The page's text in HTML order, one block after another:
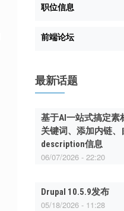
职位信息
前端论坛
最新话题
基于AI一站式搞定素
关键词、添加内链
description信息
06/07/2026 - 22:20
Drupal 10.5.9发布
05/18/2026 - 11:28